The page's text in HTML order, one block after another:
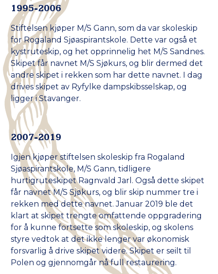
1995-2006
Stiftelsen kjøper M/S Gann, som da var skoleskip
for Rogaland Sjøaspirantskole. Dette var også et
kystruteskip, og het opprinnelig het M/S Sandnes.
Skipet får navnet M/S Sjøkurs, og blir dermed det
andre skipet i rekken som har dette navnet. I dag
drives skipet av Ryfylke dampskibsselskap, og
ligger i Stavanger.
2007-2019
Igjen kjøper stiftelsen skoleskip fra Rogaland
Sjøaspirantskole, M/S Gann, tidligere
hurtigruteskipet Ragnvald Jarl. Også dette skipet
får navnet M/S Sjøkurs, og blir skip nummer tre i
rekken med dette navnet. Januar 2019 ble det
klart at skipet trengte omfattende oppgradering
for å kunne fortsette som skoleskip, og skolens
styre vedtok at det ikke lenger var økonomisk
forsvarlig å drive skipet videre. Skipet er seilt til
Polen og gjennomgår nå full restaurering.